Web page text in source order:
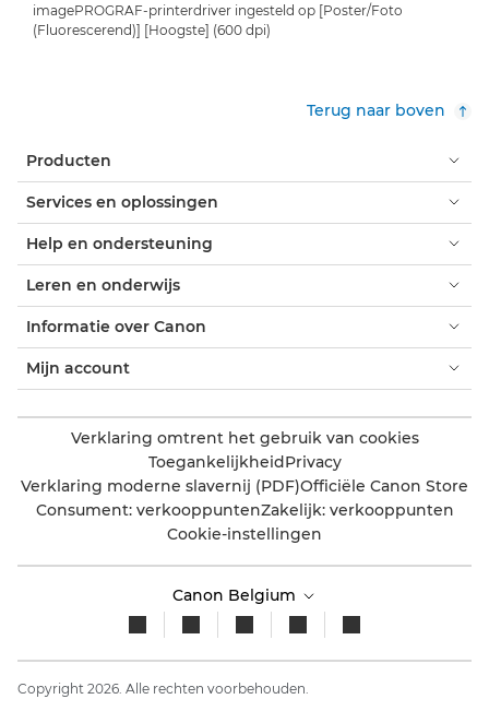
imagePROGRAF-printerdriver ingesteld op [Poster/Foto
(Fluorescerend)] [Hoogste] (600 dpi)
Terug naar boven
Producten
Services en oplossingen
Help en ondersteuning
Leren en onderwijs
Informatie over Canon
Mijn account
Verklaring omtrent het gebruik van cookies
ToegankelijkheidPrivacy
Verklaring moderne slavernij (PDF)Officiële Canon Store
Consument: verkooppuntenZakelijk: verkooppunten
Cookie-instellingen
Canon Belgium
Copyright 2026. Alle rechten voorbehouden.